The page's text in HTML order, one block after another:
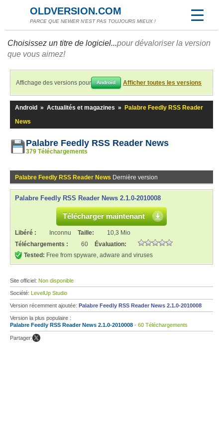
OLDVERSION.COM
PARCE QUE NEWER N'EST PAS TOUJOURS MIEUX !
Choisissez un titre de logiciel...pour dévaloriser la version
que vous aimez!
Affichage des versions pour Android Afficher toutes les versions
Android » Actualités et magazines »
Palabre Feedly RSS Reader
News
Palabre Feedly RSS Reader News
379 Téléchargements
Palabre Feedly RSS Reader News Dernière version
Palabre Feedly RSS Reader News 2.1.0-2010008
Télécharger maintenant
Libéré : Inconnu Taille:
10,3 Mio
Téléchargements :
60
Évaluation:
Tested: Free from spyware, adware and viruses
Site officiel: Non disponible
Société: LevelUp Studio
Version récemment ajoutée: Palabre Feedly RSS Reader News 2.1.0-2010008
Version la plus populaire :
Palabre Feedly RSS Reader News 2.1.0-2010008 - 60 Téléchargements
Partager: